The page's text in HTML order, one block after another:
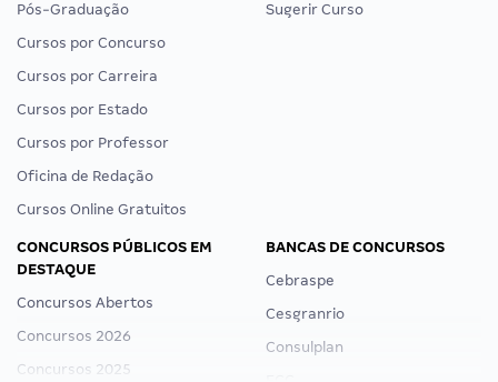
Pós-Graduação
Cursos por Concurso
Cursos por Carreira
Cursos por Estado
Cursos por Professor
Oficina de Redação
Cursos Online Gratuitos
Sugerir Curso
CONCURSOS PÚBLICOS EM
DESTAQUE
Concursos Abertos
Concursos 2026
Concursos 2025
BANCAS DE CONCURSOS
Cebraspe
Cesgranrio
Consulplan